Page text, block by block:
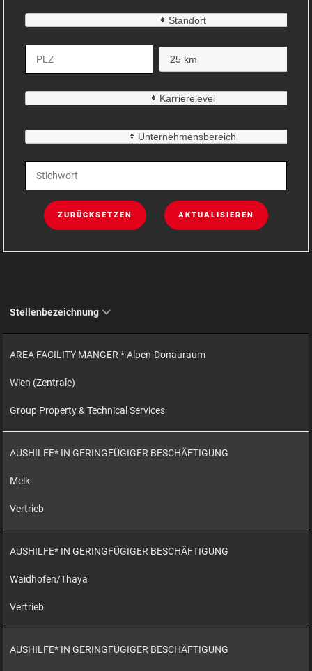
Standort
25 km
Karrierelevel
Unternehmensbereich
ZURÜCKSETZEN AKTUALISIEREN
Stellenbezeichnung
AREA FACILITY MANGER * Alpen-Donauraum
Wien (Zentrale)
Group Property & Technical Services
AUSHILFE* IN GERINGFÜGIGER BESCHÄFTIGUNG
Melk
Vertrieb
AUSHILFE* IN GERINGFÜGIGER BESCHÄFTIGUNG
Waidhofen/Thaya
Vertrieb
AUSHILFE* IN GERINGFÜGIGER BESCHÄFTIGUNG